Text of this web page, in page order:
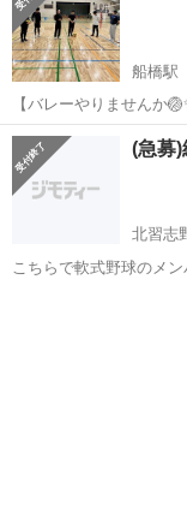
た...
船橋駅
【バレーやりませんか🏐✨】 日時:6/1(月)19:00〜21:00 場所:
体育館(最寄駅は東船橋駅) 経験者、未経験者の方大歓迎です🏐
代メインで男女どちら
千葉 船橋市 船
(急募)
北習志
こちらで軟式野球のメ